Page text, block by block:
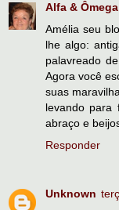
Alfa & Ômega
Amélia seu
lhe algo:
palavreado
Agora você
suas
levando para
abraço e
Responder
Unknown